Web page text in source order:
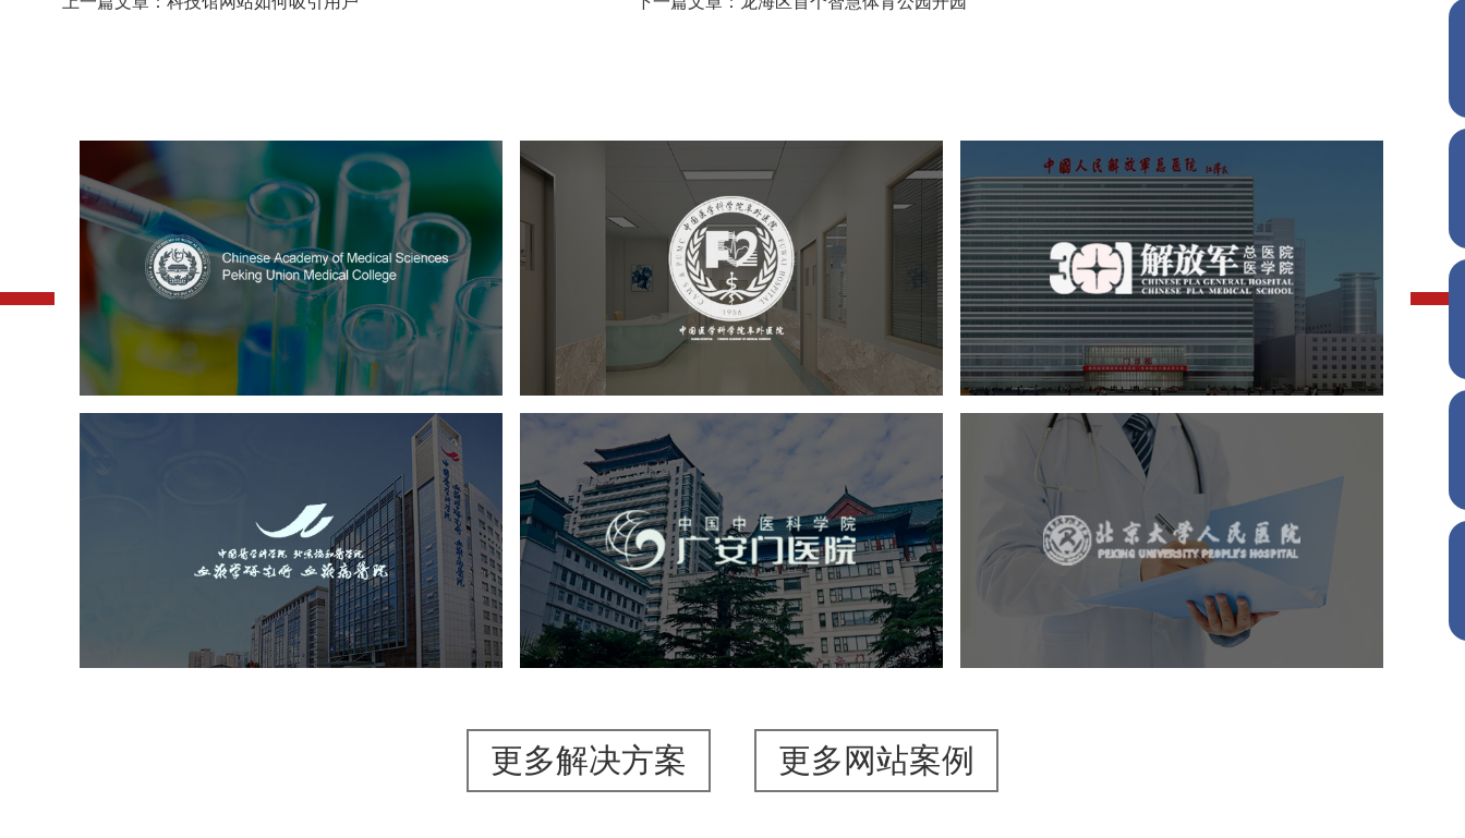
中国医学科学院
医药医疗 医院网站建设
定制开发
大学网站建设
高校网站建设
阜外医院
医院 医院网站建设 定制开发
中国人民解放军总医院 301
医院
医药医疗 医院 医院网站建设 定制开发
中国医学科学院血液病医院
（中国医学科学院...
医院网站建设
互联网医院
网站建设 网页设计
广安门医院
医药医疗 医院 医院网站建设
互联网医院
品牌官网
网站建设 网页设计
北京大学人民医院
医院
医院网站建设
定制开发 网站代运营
更多解决方案 更多网站案例